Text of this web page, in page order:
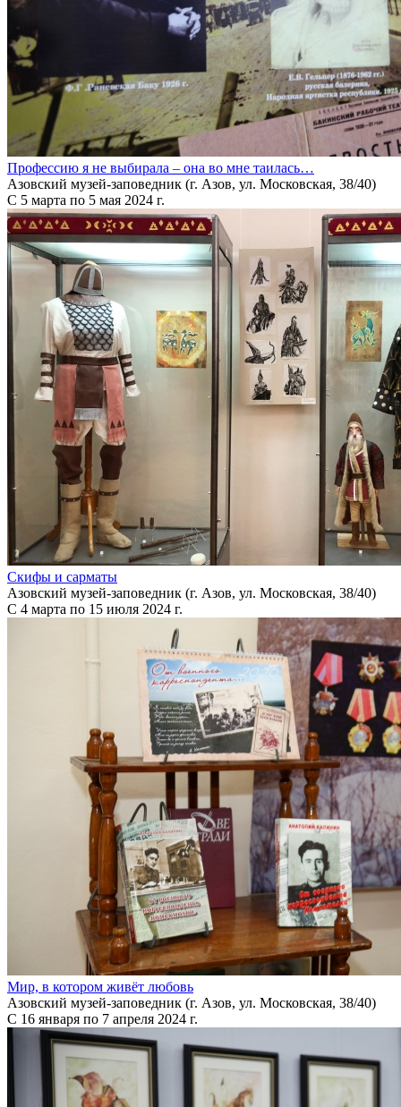
Профессию я не выбирала – она во мне таилась…
Азовский музей-заповедник (г. Азов, ул. Московская, 38/40)
С 5 марта по 5 мая 2024 г.
Скифы и сарматы
Азовский музей-заповедник (г. Азов, ул. Московская, 38/40)
С 4 марта по 15 июля 2024 г.
Мир, в котором живёт любовь
Азовский музей-заповедник (г. Азов, ул. Московская, 38/40)
С 16 января по 7 апреля 2024 г.